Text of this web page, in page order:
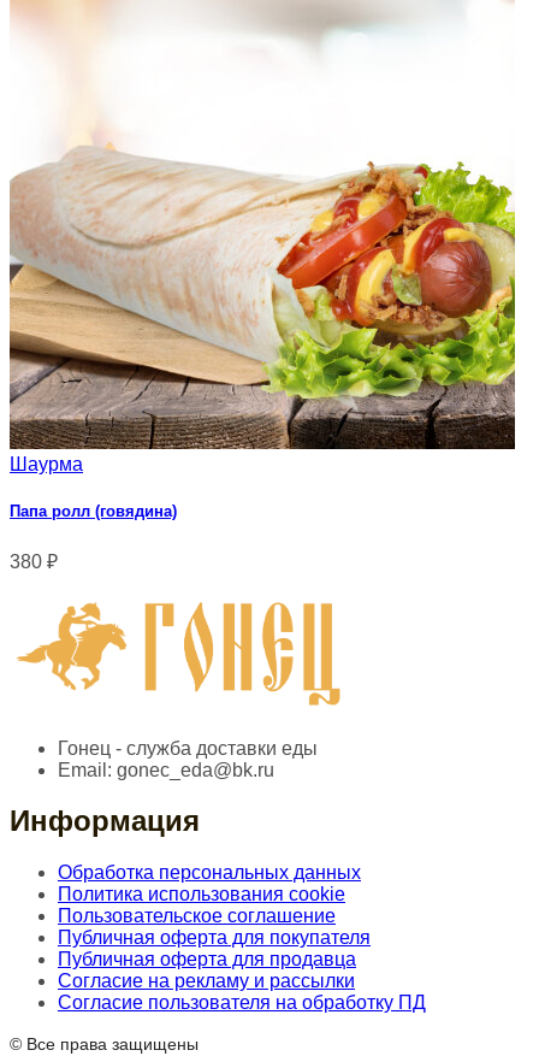
Шаурма
Папа ролл (говядина)
380 ₽
Гонец - служба доставки еды
Email: gonec_eda@bk.ru
Информация
Обработка персональных данных
Политика использования cookie
Пользовательское соглашение
Публичная оферта для покупателя
Публичная оферта для продавца
Согласие на рекламу и рассылки
Согласие пользователя на обработку ПД
© Все права защищены